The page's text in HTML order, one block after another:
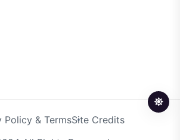
Policy & TermsSite Credits